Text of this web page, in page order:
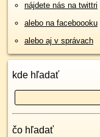
nájdete nás na twittri
alebo na faceboooku
alebo aj v správach
kde hľadať
čo hľadať